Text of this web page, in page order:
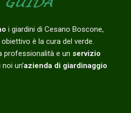
i giardini di Cesano Boscone,
è la cura del verde.
professionalità e un servizio
un’azienda di giardinaggio